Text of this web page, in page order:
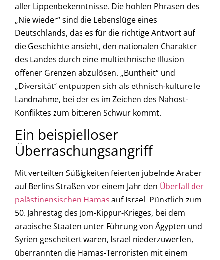
aller Lippenbekenntnisse. Die hohlen Phrasen des
„Nie wieder“ sind die Lebenslüge eines
Deutschlands, das es für die richtige Antwort auf
die Geschichte ansieht, den nationalen Charakter
des Landes durch eine multiethnische Illusion
offener Grenzen abzulösen. „Buntheit“ und
„Diversität“ entpuppen sich als ethnisch-kulturelle
Landnahme, bei der es im Zeichen des Nahost-
Konfliktes zum bitteren Schwur kommt.
Ein beispielloser
Überraschungsangriff
Mit verteilten Süßigkeiten feierten jubelnde Araber
auf Berlins Straßen vor einem Jahr den Überfall der
palästinensischen Hamas auf Israel. Pünktlich zum
50. Jahrestag des Jom-Kippur-Krieges, bei dem
arabische Staaten unter Führung von Ägypten und
Syrien gescheitert waren, Israel niederzuwerfen,
überrannten die Hamas-Terroristen mit einem